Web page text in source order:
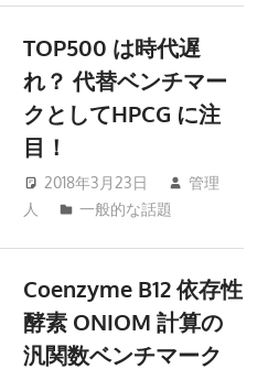
TOP500 は時代遅
れ？ 代替ベンチマー
クとしてHPCG に注
目！
2018年3月23日
管理
人
一般的な話題
Coenzyme B12 依存性
酵素 ONIOM 計算の
汎関数ベンチマーク